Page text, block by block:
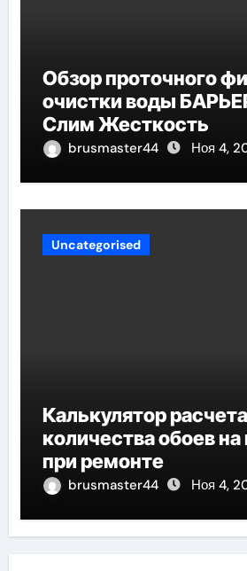
Обзор проточного
очистки воды
Слим Жесткость
brusmaster44 Ноя 4,
Uncategorised
Калькулятор расчета
количества обоев
при ремонте
brusmaster44 Ноя 4,